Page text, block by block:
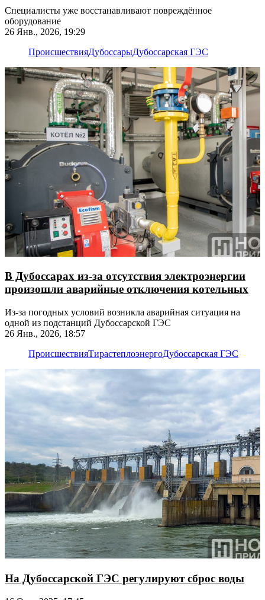
Специалисты уже восстанавливают повреждённое
оборудование
26 Янв., 2026, 19:29
ПроисшествияДубоссарыДубоссарская ГЭС
В Дубоссарах из-за отсутствия электроэнергии
произошли аварийные отключения котельных
Из-за погодных условий возникла аварийная ситуация на
одной из подстанций Дубоссарской ГЭС
26 Янв., 2026, 18:57
ПроисшествияТирастеплоэнергоДубоссарская ГЭС
На Дубоссарской ГЭС регулируют сброс воды